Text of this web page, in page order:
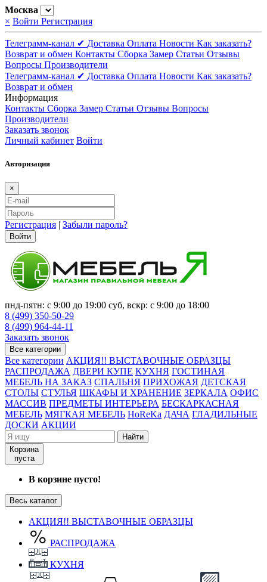
Москва
× Войти Регистрация
Телеграмм-канал ✔ Доставка Оплата Новости Как заказать?
Возврат и обмен Контакты Сборка Замер Статьи Отзывы
Вопросы Производители
Телеграмм-канал ✔ Доставка Оплата Новости Как заказать?
Возврат и обмен
Информация
Контакты Сборка Замер Статьи Отзывы Вопросы
Производители
Заказать звонок
Личный кабинет Войти
Авторизация
×
Регистрация | Забыли пароль?
Войти
пнд-пятн: с 9:00 до 19:00 суб, вскр: с 9:00 до 18:00
8 (499) 350-50-29
8 (499) 964-44-11
Заказать звонок
Все категории
Все категории АКЦИЯ!! ВЫСТАВОЧНЫЕ ОБРАЗЦЫ
РАСПРОДАЖА ДВЕРИ КУПЕ КУХНЯ ГОСТИНАЯ
МЕБЕЛЬ НА ЗАКАЗ СПАЛЬНЯ ПРИХОЖАЯ ДЕТСКАЯ
СТОЛЫ СТУЛЬЯ ШКАФЫ И ХРАНЕНИЕ ЗЕРКАЛА ОФИС
МАССИВ ПРЕДМЕТЫ ИНТЕРЬЕРА БЕСКАРКАСНАЯ
МЕБЕЛЬ МЯГКАЯ МЕБЕЛЬ HoReKa ДАЧА ГЛАДИЛЬНЫЕ
ДОСКИ АКЦИИ
Найти
Корзина
пуста
В корзине пусто!
Весь каталог
АКЦИЯ!! ВЫСТАВОЧНЫЕ ОБРАЗЦЫ
РАСПРОДАЖА
КУХНЯ